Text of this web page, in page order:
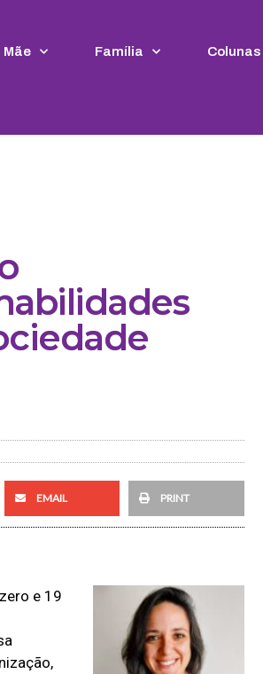
Mãe Família Colunas
EMAIL PRINT
e 19